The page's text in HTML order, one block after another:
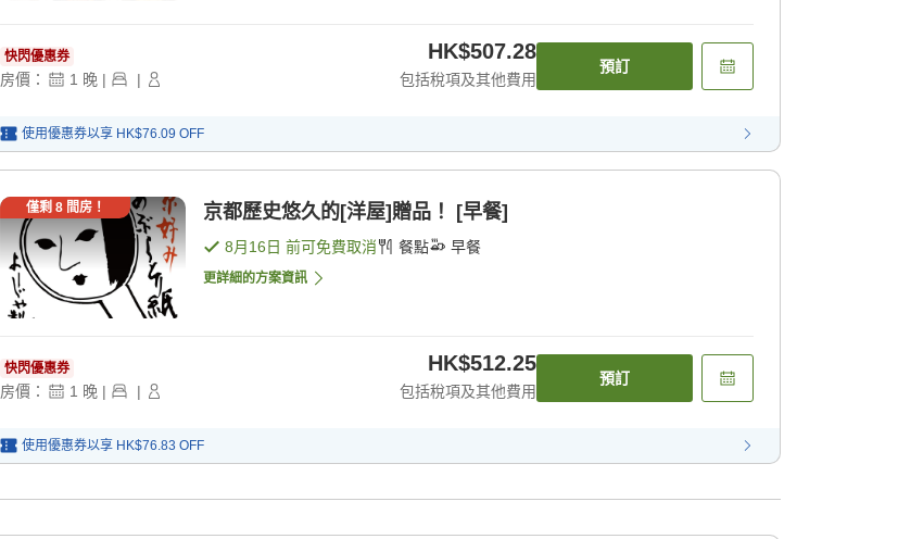
快閃優惠券
房價： 1 晚 | |
HK$507.28
包括稅項及其他費用
預訂
使用優惠券以享 HK$76.09 OFF
僅剩 8間房！ 京都歷史悠久的[洋屋]贈品！ [早餐]
8月16日 前可免費取消 餐點 早餐
更詳細的方案資訊
快閃優惠券
房價： 1 晚 | |
HK$512.25
包括稅項及其他費用
預訂
使用優惠券以享 HK$76.83 OFF